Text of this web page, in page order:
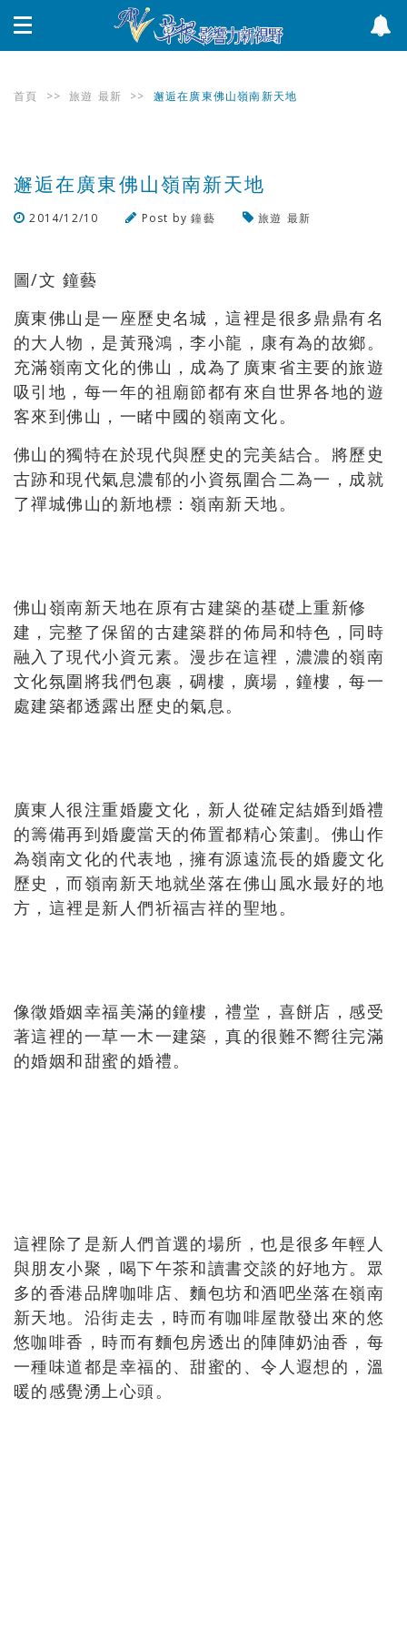
首頁 >> 旅遊 最新 >> 邂逅在廣東佛山嶺南新天地
邂逅在廣東佛山嶺南新天地
2014/12/10 Post by鐘藝 旅遊 最新
圖/文 鐘藝
廣東佛山是一座歷史名城，這裡是很多鼎鼎有名
的大人物，是黃飛鴻，李小龍，康有為的故鄉。
充滿嶺南文化的佛山，成為了廣東省主要的旅遊
吸引地，每一年的祖廟節都有來自世界各地的遊
客來到佛山，一睹中國的嶺南文化。
佛山的獨特在於現代與歷史的完美結合。將歷史
古跡和現代氣息濃郁的小資氛圍合二為一，成就
了禪城佛山的新地標：嶺南新天地。
佛山嶺南新天地在原有古建築的基礎上重新修
建，完整了保留的古建築群的佈局和特色，同時
融入了現代小資元素。漫步在這裡，濃濃的嶺南
文化氛圍將我們包裹，碉樓，廣場，鐘樓，每一
處建築都透露出歷史的氣息。
廣東人很注重婚慶文化，新人從確定結婚到婚禮
的籌備再到婚慶當天的佈置都精心策劃。佛山作
為嶺南文化的代表地，擁有源遠流長的婚慶文化
歷史，而嶺南新天地就坐落在佛山風水最好的地
方，這裡是新人們祈福吉祥的聖地。
像徵婚姻幸福美滿的鐘樓，禮堂，喜餅店，感受
著這裡的一草一木一建築，真的很難不嚮往完滿
的婚姻和甜蜜的婚禮。
這裡除了是新人們首選的場所，也是很多年輕人
與朋友小聚，喝下午茶和讀書交談的好地方。眾
多的香港品牌咖啡店、麵包坊和酒吧坐落在嶺南
新天地。沿街走去，時而有咖啡屋散發出來的悠
悠咖啡香，時而有麵包房透出的陣陣奶油香，每
一種味道都是幸福的、甜蜜的、令人遐想的，溫
暖的感覺湧上心頭。